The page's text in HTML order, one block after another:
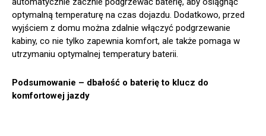
optymalną temperaturę na czas dojazdu. Dodatkowo, przed
wyjściem z domu można zdalnie włączyć podgrzewanie
kabiny, co nie tylko zapewnia komfort, ale także pomaga w
utrzymaniu optymalnej temperatury baterii.
Podsumowanie – dbałość o baterię to klucz do
komfortowej jazdy